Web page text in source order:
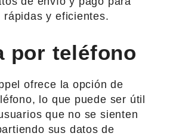
rápidas y eficientes.
por teléfono
ofrece la opción de
lo que puede ser útil
que no se sienten
sus datos de